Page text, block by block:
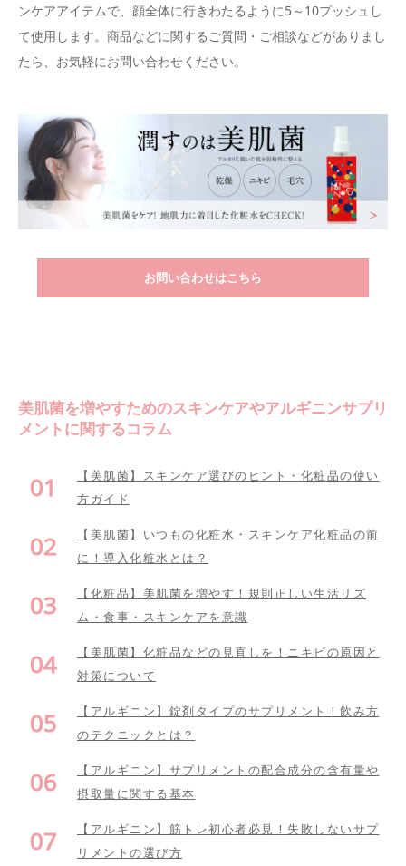
ンケアアイテムで、顔全体に行きわたるように5～10プッシュし
て使用します。商品などに関するご質問・ご相談などがありまし
たら、お気軽にお問い合わせください。
お問い合わせはこちら
美肌菌を増やすためのスキンケアやアルギニンサプリ
メントに関するコラム
【美肌菌】スキンケア選びのヒント・化粧品の使い
方ガイド
【美肌菌】いつもの化粧水・スキンケア化粧品の前
に！導入化粧水とは？
【化粧品】美肌菌を増やす！規則正しい生活リズ
ム・食事・スキンケアを意識
【美肌菌】化粧品などの見直しを！ニキビの原因と
対策について
【アルギニン】錠剤タイプのサプリメント！飲み方
のテクニックとは？
【アルギニン】サプリメントの配合成分の含有量や
摂取量に関する基本
【アルギニン】筋トレ初心者必見！失敗しないサプ
リメントの選び方